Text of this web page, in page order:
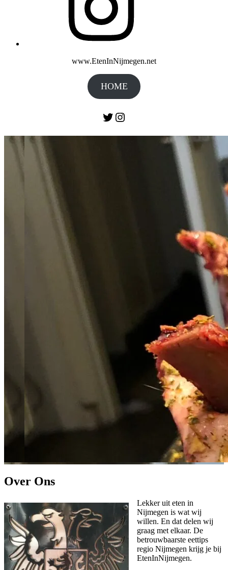
www.EtenInNijmegen.net
HOME
Twitter
Instagram
Over Ons
Lekker uit eten in
Nijmegen is wat wij
willen. En dat delen wij
graag met elkaar. De
betrouwbaarste eettips
regio Nijmegen krijg je bij
EtenInNijmegen.